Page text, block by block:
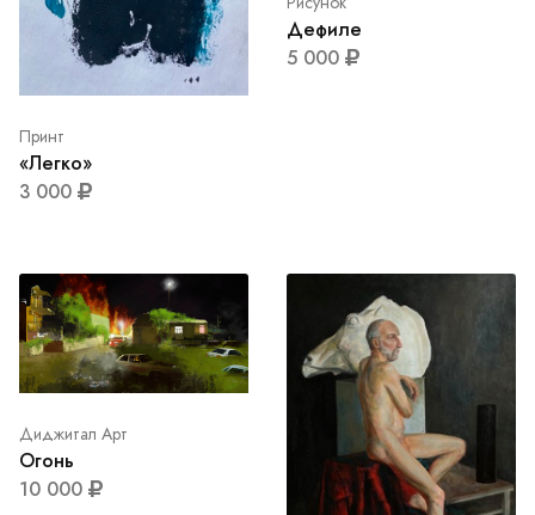
Принт
«Легко»
3 000
Дефиле
5 000
Диджитал Арт
Огонь
10 000